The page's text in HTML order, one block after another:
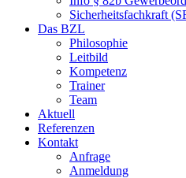
Sicherheitsfachkraft
Das BZL
Philosophie
Leitbild
Kompetenz
Trainer
Team
Aktuell
Referenzen
Kontakt
Anfrage
Anmeldung